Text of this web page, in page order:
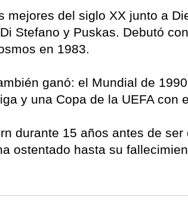
mejores del siglo XX junto a
Stefano y Puskas. Debutó
en 1983.
ganó: el Mundial de
y una Copa de la UEFA con
durante 15 años antes de ser
ostentado hasta su